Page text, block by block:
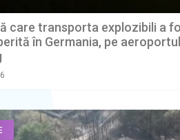
care transporta explozibili a
în Germania, pe